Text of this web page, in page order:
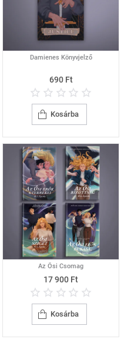
Damienes Könyvjelző
690 Ft
Kosárba
Az Ősi Csomag
17 900 Ft
Kosárba